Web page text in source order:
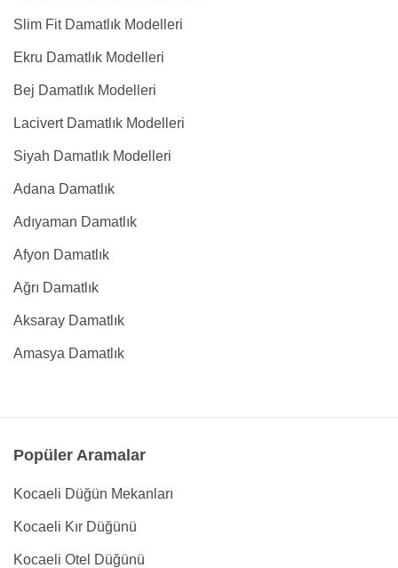
Slim Fit Damatlık Modelleri
Ekru Damatlık Modelleri
Bej Damatlık Modelleri
Lacivert Damatlık Modelleri
Siyah Damatlık Modelleri
Adana Damatlık
Adıyaman Damatlık
Afyon Damatlık
Ağrı Damatlık
Aksaray Damatlık
Amasya Damatlık
Popüler Aramalar
Kocaeli Düğün Mekanları
Kocaeli Kır Düğünü
Kocaeli Otel Düğünü